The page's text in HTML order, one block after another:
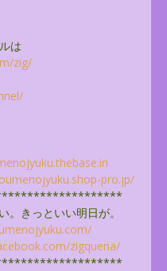
は
zig/
in
pro.jp/
**************
。きっといい明日が。
zigquena/
**************